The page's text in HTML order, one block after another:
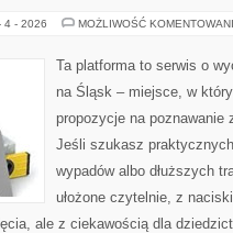
4 - 2026 MOŻLIWOŚĆ
Ta platforma to serwis o
na Śląsk – miejsce, w
propozycje na poznawanie
Jeśli szukasz
wypadów albo dłuższych
ułożone czytelnie, z
ale z ciekawością dla